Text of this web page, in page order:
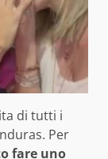
di tutti i
Per
fare uno